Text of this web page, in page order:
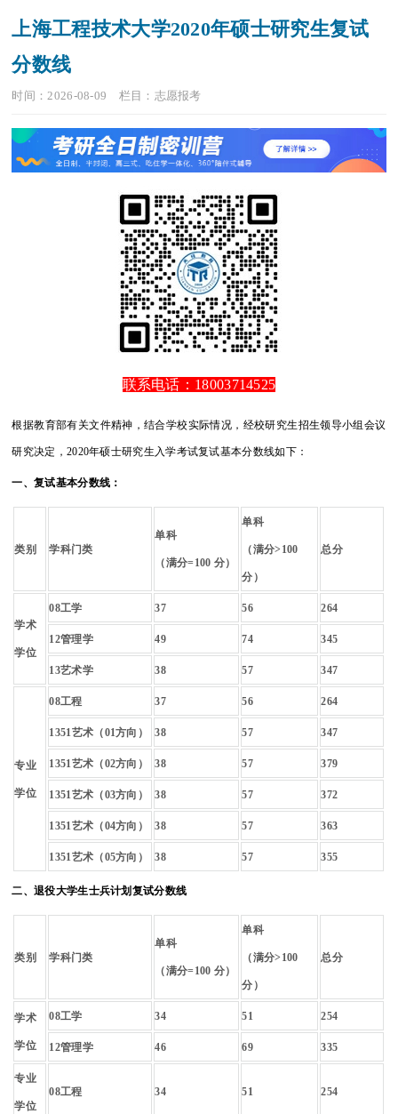
上海工程技术大学2020年硕士研究生复试
分数线
时间：2026-08-09 栏目： 志愿报考
联系电话：18003714525
根据教育部有关文件精神，结合学校实际情况，经校研究生招生领导小组会议
研究决定，2020年硕士研究生入学考试复试基本分数线如下：
一、复试基本分数线：
类别 学科门类
单科
（满分=100 分）
单科
（满分>100
分）
总分
学术
学位
08工学 37 56 264
12管理学 49 74 345
13艺术学 38 57 347
专业
学位
08工程 37 56 264
1351艺术（01方向） 38 57 347
1351艺术（02方向） 38 57 379
1351艺术（03方向） 38 57 372
1351艺术（04方向） 38 57 363
1351艺术（05方向） 38 57 355
二、退役大学生士兵计划复试分数线
类别 学科门类
单科
（满分=100 分）
单科
（满分>100
分）
总分
学术
学位
08工学 34 51 254
12管理学 46 69 335
专业
学位
08工程 34 51 254